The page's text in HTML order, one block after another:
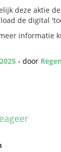
deze aktie
de digital
informatie
- door